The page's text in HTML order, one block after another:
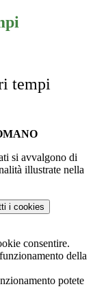
si avvalgono di
illustrate nella
i cookies
consentire.
della
potete